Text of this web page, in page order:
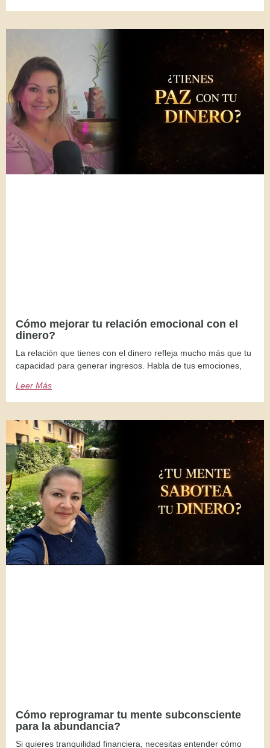
Cómo mejorar tu relación emocional con el
dinero?
La relación que tienes con el dinero refleja mucho más que tu
capacidad para generar ingresos. Habla de tus emociones,
Leer Más
Cómo reprogramar tu mente subconsciente
para la abundancia?
Si quieres tranquilidad financiera, necesitas entender cómo